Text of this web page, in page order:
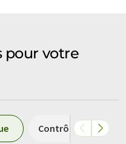
pour votre
Contrôle de qualité